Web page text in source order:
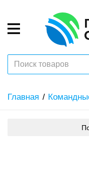
Главная